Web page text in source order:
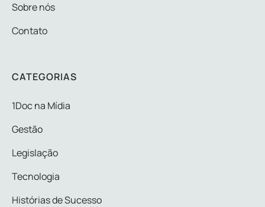
Sobre nós
Contato
CATEGORIAS
1Doc na Mídia
Gestão
Legislação
Tecnologia
Histórias de Sucesso